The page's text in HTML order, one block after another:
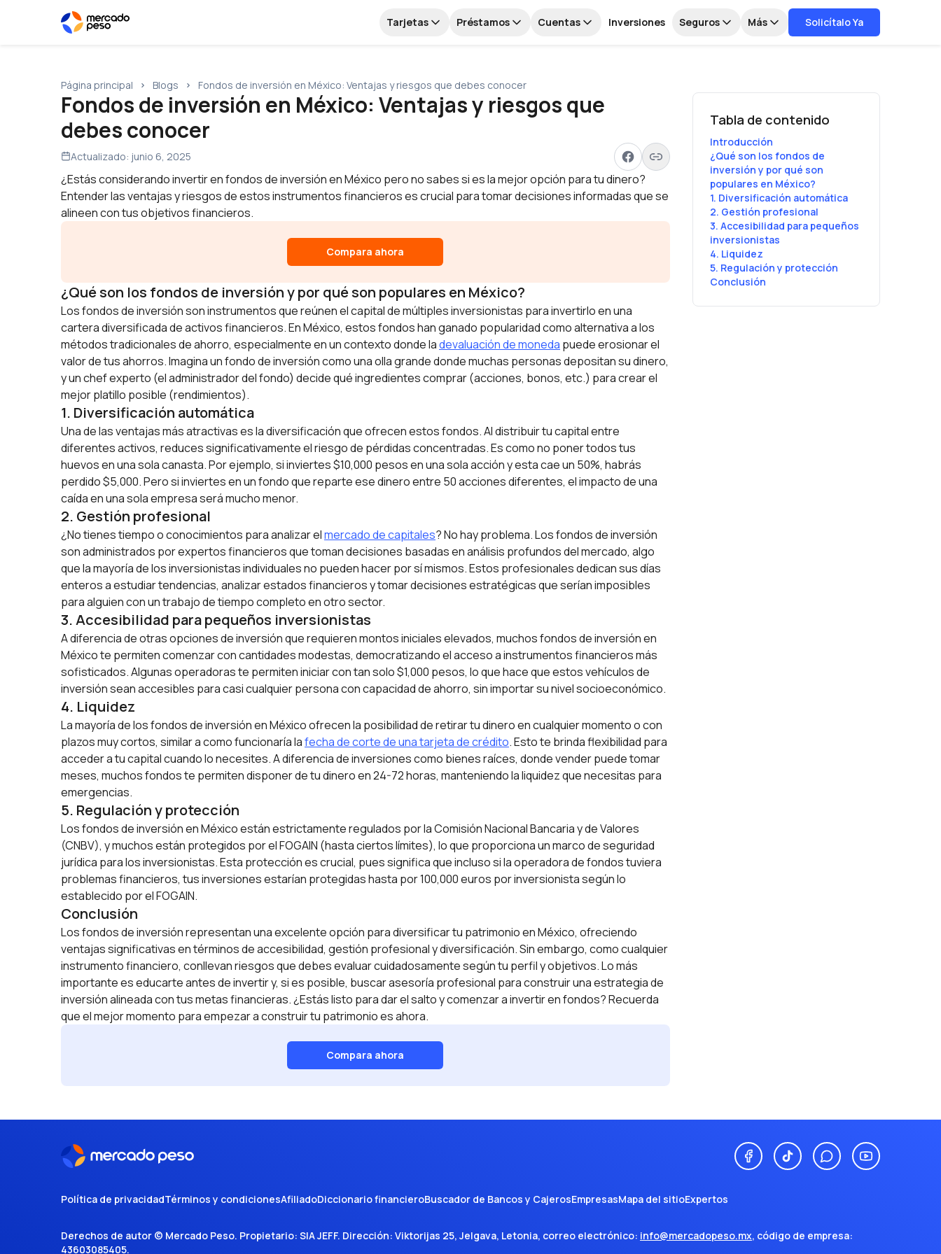
Tarjetas Préstamos Cuentas Inversiones Seguros Más Solicítalo Ya
Página principal Blogs Fondos de inversión en México: Ventajas y riesgos que debes conocer
Tabla de contenido
Introducción
¿Qué son los fondos de
inversión y por qué son
populares en México?
1. Diversificación automática
2. Gestión profesional
3. Accesibilidad para pequeños
inversionistas
4. Liquidez
5. Regulación y protección
Conclusión
Fondos de inversión en México: Ventajas y riesgos que
debes conocer
Actualizado: junio 6, 2025
¿Estás considerando invertir en fondos de inversión en México pero no sabes si es la mejor opción para tu dinero?
Entender las ventajas y riesgos de estos instrumentos financieros es crucial para tomar decisiones informadas que se
alineen con tus objetivos financieros.
Compara ahora
¿Qué son los fondos de inversión y por qué son populares en México?
Los fondos de inversión son instrumentos que reúnen el capital de múltiples inversionistas para invertirlo en una
cartera diversificada de activos financieros. En México, estos fondos han ganado popularidad como alternativa a los
métodos tradicionales de ahorro, especialmente en un contexto donde ladevaluación de moneda puede erosionar el
valor de tus ahorros. Imagina un fondo de inversión como una olla grande donde muchas personas depositan su dinero,
y un chef experto (el administrador del fondo) decide qué ingredientes comprar (acciones, bonos, etc.) para crear el
mejor platillo posible (rendimientos).
1. Diversificación automática
Una de las ventajas más atractivas es la diversificación que ofrecen estos fondos. Al distribuir tu capital entre
diferentes activos, reduces significativamente el riesgo de pérdidas concentradas. Es como no poner todos tus
huevos en una sola canasta. Por ejemplo, si inviertes $10,000 pesos en una sola acción y esta cae un 50%, habrás
perdido $5,000. Pero si inviertes en un fondo que reparte ese dinero entre 50 acciones diferentes, el impacto de una
caída en una sola empresa será mucho menor.
2. Gestión profesional
¿No tienes tiempo o conocimientos para analizar elmercado de capitales? No hay problema. Los fondos de inversión
son administrados por expertos financieros que toman decisiones basadas en análisis profundos del mercado, algo
que la mayoría de los inversionistas individuales no pueden hacer por sí mismos. Estos profesionales dedican sus días
enteros a estudiar tendencias, analizar estados financieros y tomar decisiones estratégicas que serían imposibles
para alguien con un trabajo de tiempo completo en otro sector.
3. Accesibilidad para pequeños inversionistas
A diferencia de otras opciones de inversión que requieren montos iniciales elevados, muchos fondos de inversión en
México te permiten comenzar con cantidades modestas, democratizando el acceso a instrumentos financieros más
sofisticados. Algunas operadoras te permiten iniciar con tan solo $1,000 pesos, lo que hace que estos vehículos de
inversión sean accesibles para casi cualquier persona con capacidad de ahorro, sin importar su nivel socioeconómico.
4. Liquidez
La mayoría de los fondos de inversión en México ofrecen la posibilidad de retirar tu dinero en cualquier momento o con
plazos muy cortos, similar a como funcionaría lafecha de corte de una tarjeta de crédito. Esto te brinda flexibilidad para
acceder a tu capital cuando lo necesites. A diferencia de inversiones como bienes raíces, donde vender puede tomar
meses, muchos fondos te permiten disponer de tu dinero en 24-72 horas, manteniendo la liquidez que necesitas para
emergencias.
5. Regulación y protección
Los fondos de inversión en México están estrictamente regulados por la Comisión Nacional Bancaria y de Valores
(CNBV), y muchos están protegidos por el FOGAIN (hasta ciertos límites), lo que proporciona un marco de seguridad
jurídica para los inversionistas. Esta protección es crucial, pues significa que incluso si la operadora de fondos tuviera
problemas financieros, tus inversiones estarían protegidas hasta por 100,000 euros por inversionista según lo
establecido por el FOGAIN.
Conclusión
Los fondos de inversión representan una excelente opción para diversificar tu patrimonio en México, ofreciendo
ventajas significativas en términos de accesibilidad, gestión profesional y diversificación. Sin embargo, como cualquier
instrumento financiero, conllevan riesgos que debes evaluar cuidadosamente según tu perfil y objetivos. Lo más
importante es educarte antes de invertir y, si es posible, buscar asesoría profesional para construir una estrategia de
inversión alineada con tus metas financieras. ¿Estás listo para dar el salto y comenzar a invertir en fondos? Recuerda
que el mejor momento para empezar a construir tu patrimonio es ahora.
Compara ahora
Política de privacidadTérminos y condicionesAfiliadoDiccionario financieroBuscador de Bancos y CajerosEmpresasMapa del sitioExpertos
Derechos de autor © Mercado Peso. Propietario: SIA JEFF. Dirección: Viktorijas 25, Jelgava, Letonia, correo electrónico: info@mercadopeso.mx, código de empresa:
43603085405.